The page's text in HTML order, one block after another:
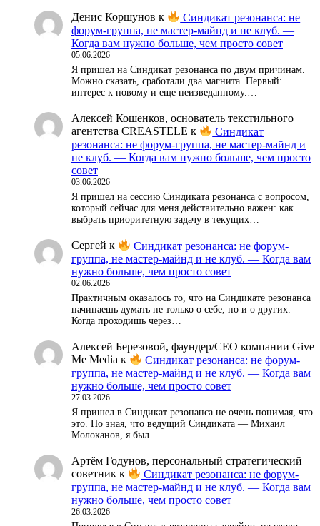
Денис Коршунов к
Синдикат резонанса: не
форум-группа, не мастер-майнд и не клуб. —
Когда вам нужно больше, чем просто совет
05.06.2026
Я пришел на Синдикат резонанса по двум причинам.
Можно сказать, сработали два магнита. Первый:
интерес к новому и еще неизведанному.…
Алексей Кошенков, основатель текстильного
агентства CREASTELE к
Синдикат
резонанса: не форум-группа, не мастер-майнд и
не клуб. — Когда вам нужно больше, чем просто
совет
03.06.2026
Я пришел на сессию Синдиката резонанса с вопросом,
который сейчас для меня действительно важен: как
выбрать приоритетную задачу в текущих…
Сергей к
Синдикат резонанса: не форум-
группа, не мастер-майнд и не клуб. — Когда вам
нужно больше, чем просто совет
02.06.2026
Практичным оказалось то, что на Синдикате резонанса
начинаешь думать не только о себе, но и о других.
Когда проходишь через…
Алексей Березовой, фаундер/СЕО компании Give
Me Media к
Синдикат резонанса: не форум-
группа, не мастер-майнд и не клуб. — Когда вам
нужно больше, чем просто совет
27.03.2026
Я пришел в Синдикат резонанса не очень понимая, что
это. Но зная, что ведущий Синдиката — Михаил
Молоканов, я был…
Артём Годунов, персональный стратегический
советник к
Синдикат резонанса: не форум-
группа, не мастер-майнд и не клуб. — Когда вам
нужно больше, чем просто совет
26.03.2026